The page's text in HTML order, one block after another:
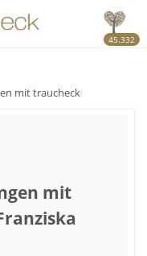
45.332
mit traucheck
mit